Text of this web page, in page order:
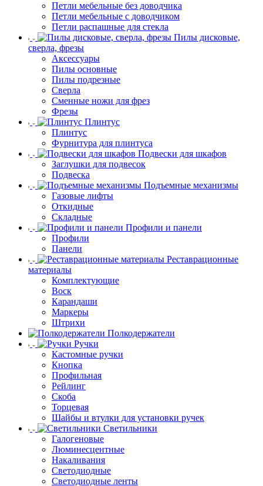
Петли мебельные без доводчика
Петли мебельные с доводчиком
Петли распашные для стекла
Пилы дисковые,
сверла, фрезы
Аксессуары
Пилы основные
Пилы подрезные
Сверла
Сменные ножи для фрез
Фрезы
Плинтус
Плинтус
Фурнитура для плинтуса
Подвески для шкафов
Заглушки для подвесок
Подвеска
Подъемные механизмы
Газовые лифты
Откидные
Складные
Профили и панели
Профили
Панели
Реставрационные
материалы
Комплектующие
Воск
Карандаши
Маркеры
Штрихи
Полкодержатели
Ручки
Кастомные ручки
Кнопка
Профильная
Рейлинг
Скоба
Торцевая
Шайбы и втулки для установки ручек
Светильники
Галогеновые
Люминесцентные
Накаливания
Светодиодные
Светодиодные ленты